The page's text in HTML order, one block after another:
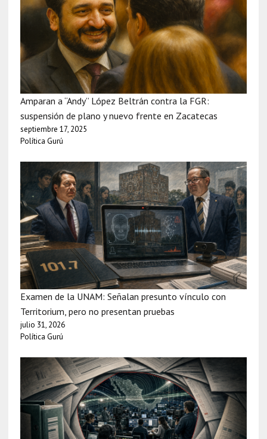
Amparan a “Andy” López Beltrán contra la FGR:
suspensión de plano y nuevo frente en Zacatecas
septiembre 17, 2025
Política Gurú
Examen de la UNAM: Señalan presunto vínculo con
Territorium, pero no presentan pruebas
julio 31, 2026
Política Gurú